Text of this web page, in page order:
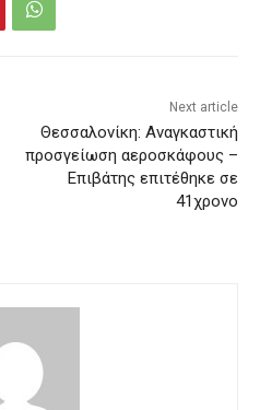
Next article
Θεσσαλονίκη: Αναγκαστική
προσγείωση αεροσκάφους –
Επιβάτης επιτέθηκε σε
41χρονο